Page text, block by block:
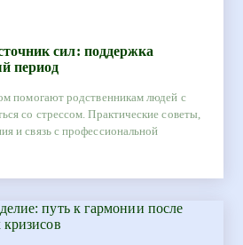
сил: поддержка
период
помогают родственникам людей с
со стрессом. Практические советы,
и связь с профессиональной